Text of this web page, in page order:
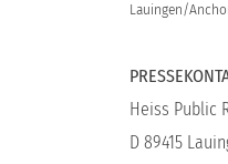
Lauingen/
Heiss Public
D 89415